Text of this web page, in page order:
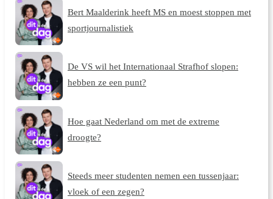
Bert Maalderink heeft MS en moest stoppen met
sportjournalistiek
De VS wil het Internationaal Strafhof slopen:
hebben ze een punt?
Hoe gaat Nederland om met de extreme
droogte?
Steeds meer studenten nemen een tussenjaar:
vloek of een zegen?